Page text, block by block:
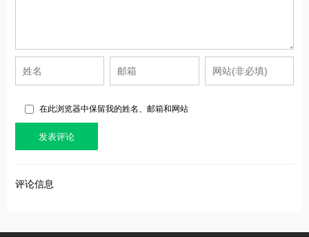
在此浏览器中保留我的姓名、邮箱和网站
评论信息